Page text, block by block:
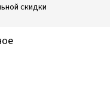
скидки